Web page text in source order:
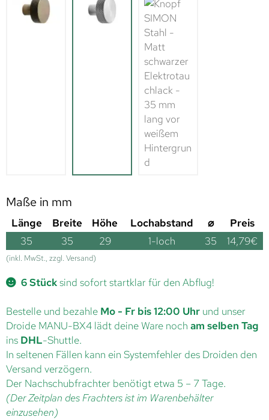
Maße in mm
Länge Breite Höhe Lochabstand ⌀
Preis
35
35 29 1-loch 35 14,79€
(inkl. MwSt., zzgl. Versand)
6 Stücksind sofort startklar für den Abflug!
Bestelle und bezahle Mo - Fr bis 12:00 Uhr und unser
Droide MANU-BX4 lädt deine Ware noch am selben Tag
ins DHL-Shuttle.
In seltenen Fällen kann ein Systemfehler des Droiden den
Versand verzögern.
Der Nachschubfrachter benötigt etwa 5 – 7 Tage.
(Der Zeitplan des Frachters ist im Warenbehälter
einzusehen)